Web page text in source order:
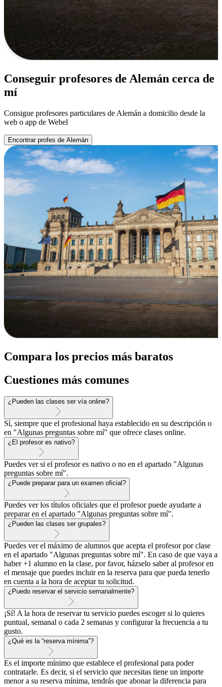
Conseguir profesores de Alemán cerca de
mí
Consigue profesores particulares de Alemán a domicilio desde la
web o app de Webel
Encontrar profes de Alemán
Compara los precios más baratos
Cuestiones más comunes
¿Pueden las clases ser vía online?
Sí, siempre que el profesional haya establecido en su descripción o
en "Algunas preguntas sobre mí" que ofrece clases online.
¿El profesor es nativo?
Puedes ver si el profesor es nativo o no en el apartado "Algunas
preguntas sobre mí".
¿Puede preparar para un examen oficial?
Puedes ver los títulos oficiales que el profesor puede ayudarte a
preparar en el apartado "Algunas preguntas sobre mí".
¿Pueden las clases ser grupales?
Puedes ver el máximo de alumnos que acepta el profesor por clase
en el apartado "Algunas preguntas sobre mí". En caso de que vaya a
haber +1 alumno en la clase, por favor, házselo saber al profesor en
el mensaje que puedes incluir en la reserva para que pueda tenerlo
en cuenta a la hora de aceptar tu solicitud.
¿Puedo reservar el servicio semanalmente?
¡Sí! A la hora de reservar tu servicio puedes escoger si lo quieres
puntual, semanal o cada 2 semanas y configurar la frecuencia a tu
gusto.
¿Qué es la “reserva mínima”?
Es el importe mínimo que establece el profesional para poder
contratarle. Es decir, si el servicio que necesitas tiene un importe
menor a su reserva mínima, tendrás que abonar la diferencia para